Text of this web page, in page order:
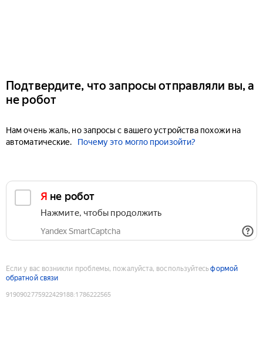
Подтвердите, что запросы отправляли вы, а
не робот
Нам очень жаль, но запросы с вашего устройства похожи на
автоматические.
Почему это могло произойти?
Я не робот
Нажмите, чтобы продолжить
Yandex SmartCaptcha
Если у вас возникли проблемы, пожалуйста, воспользуйтесьформой
обратной связи
9190902775922429188:1786222565